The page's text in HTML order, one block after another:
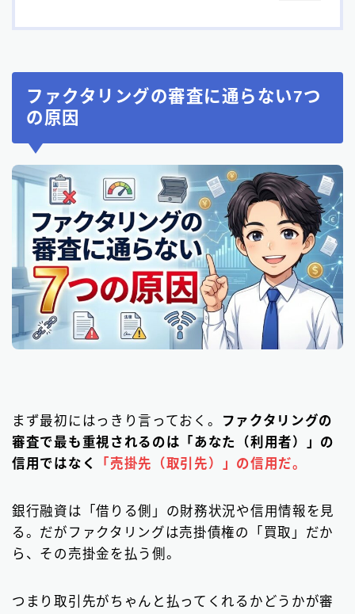
ファクタリングの審査に通らない7つ
の原因
まず最初にはっきり言っておく。
ファクタリングの
審査で最も重視されるのは「あなた（利用者）」の
信用ではなく
「売掛先（取引先）」の信用だ。
銀行融資は「借りる側」の財務状況や信用情報を見
る。だがファクタリングは売掛債権の「買取」だか
ら、その売掛金を払う側。
つまり取引先がちゃんと払ってくれるかどうかが審